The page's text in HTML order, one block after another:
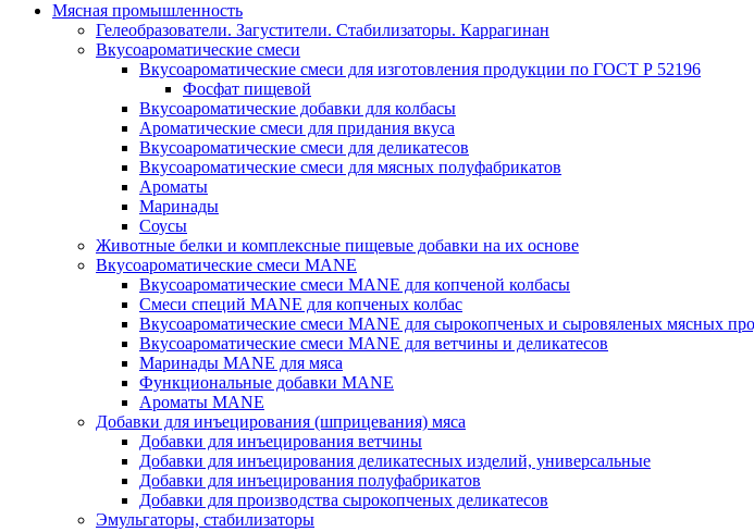
Мясная промышленность
Гелеобразователи. Загустители. Стабилизаторы. Каррагинан
Вкусоароматические смеси
Вкусоароматические смеси для изготовления продукции по ГОСТ Р 52196
Фосфат пищевой
Вкусоароматические добавки для колбасы
Ароматические смеси для придания вкуса
Вкусоароматические смеси для деликатесов
Вкусоароматические смеси для мясных полуфабрикатов
Ароматы
Маринады
Соусы
Животные белки и комплексные пищевые добавки на их основе
Вкусоароматические смеси MANE
Вкусоароматические смеси MANE для копченой колбасы
Смеси специй MANE для копченых колбас
Вкусоароматические смеси MANE для сырокопченых и сыровяленых мясных
Вкусоароматические смеси MANE для ветчины и деликатесов
Маринады MANE для мяса
Функциональные добавки MANE
Ароматы MANE
Добавки для инъецирования (шприцевания) мяса
Добавки для инъецирования ветчины
Добавки для инъецирования деликатесных изделий, универсальные
Добавки для инъецирования полуфабрикатов
Добавки для производства сырокопченых деликатесов
Эмульгаторы, стабилизаторы